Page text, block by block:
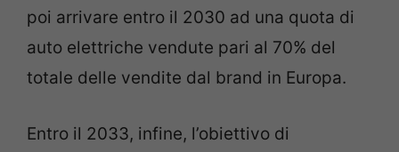
poi arrivare entro il 2030 ad una quota di
auto elettriche vendute pari al 70% del
totale delle vendite dal brand in Europa.
Entro il 2033, infine, l’obiettivo di